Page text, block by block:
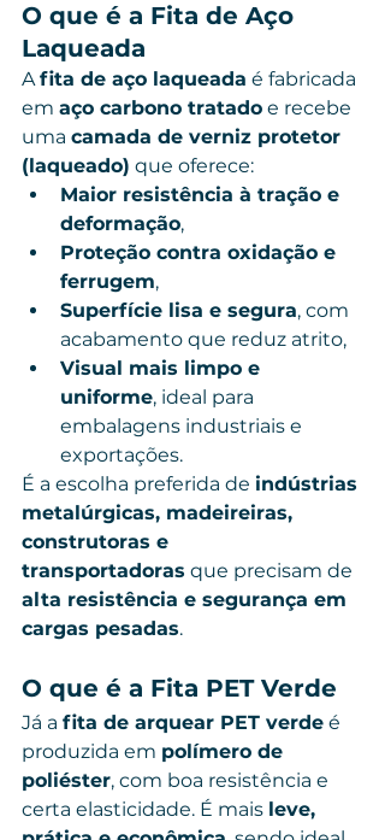
O que é a Fita de Aço
Laqueada
A fita de aço laqueada é fabricada
em aço carbono tratado e recebe
uma camada de verniz protetor
(laqueado) que oferece:
Maior resistência à tração e
deformação,
Proteção contra oxidação e
ferrugem,
Superfície lisa e segura, com
acabamento que reduz atrito,
Visual mais limpo e
uniforme, ideal para
embalagens industriais e
exportações.
É a escolha preferida de indústrias
metalúrgicas, madeireiras,
construtoras e
transportadoras que precisam de
alta resistência e segurança em
cargas pesadas.
O que é a Fita PET Verde
Já a fita de arquear PET verde é
produzida em polímero de
poliéster, com boa resistência e
certa elasticidade. É mais leve,